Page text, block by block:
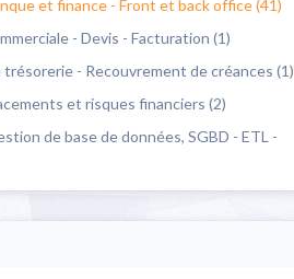
et finance - Front et back office (41)
- Devis - Facturation (1)
- Recouvrement de créances (1)
et risques financiers (2)
de base de données, SGBD - ETL -